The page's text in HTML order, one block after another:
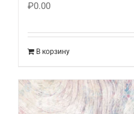
₽0.00
В корзину